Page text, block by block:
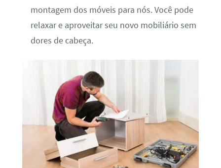
montagem dos móveis para nós. Você pode
relaxar e aproveitar seu novo mobiliário sem
dores de cabeça.